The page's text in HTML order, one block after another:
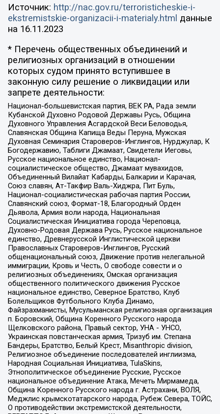
Источник: http://nac.gov.ru/terroristicheskie-i-
ekstremistskie-organizacii-i-materialy.html данные
на 16.11.2023
* Перечень общественных объединений и
религиозных организаций в отношении
которых судом принято вступившее в
законную силу решение о ликвидации или
запрете деятельности:
Национал-большевистская партия, ВЕК РА, Рада земли
Кубанской Духовно Родовой Державы Русь, Община
Духовного Управления Асгардской Веси Беловодья,
Славянская Община Капища Веды Перуна, Мужская
Духовная Семинария Староверов-Инглингов, Нурджулар, К
Богодержавию, Таблиги Джамаат, Свидетели Иеговы,
Русское национальное единство, Национал-
социалистическое общество, Джамаат мувахидов,
Объединенный Вилайат Кабарды, Балкарии и Карачая,
Союз славян, Ат-Такфир Валь-Хиджра, Пит Буль,
Национал-социалистическая рабочая партия России,
Славянский союз, Формат-18, Благородный Орден
Дьявола, Армия воли народа, Национальная
Социалистическая Инициатива города Череповца,
Духовно-Родовая Держава Русь, Русское национальное
единство, Древнерусской Инглистической церкви
Православных Староверов-Инглингов, Русский
общенациональный союз, Движение против нелегальной
иммиграции, Кровь и Честь, О свободе совести и о
религиозных объединениях, Омская организация
общественного политического движения Русское
национальное единство, Северное Братство, Клуб
Болельщиков Футбольного Клуба Динамо,
Файзрахманисты, Мусульманская религиозная организация
п. Боровский, Община Коренного Русского народа
Щелковского района, Правый сектор, УНА - УНСО,
Украинская повстанческая армия, Тризуб им. Степана
Бандеры, Братство, Белый Крест, Misanthropic division,
Религиозное объединение последователей инглиизма,
Народная Социальная Инициатива, TulaSkins,
Этнополитическое объединение Русские, Русское
национальное объединение Атака, Мечеть Мирмамеда,
Община Коренного Русского народа г. Астрахани, ВОЛЯ,
Меджлис крымскотатарского народа, Рубеж Севера, ТОЙС,
О противодействии экстремистской деятельности,